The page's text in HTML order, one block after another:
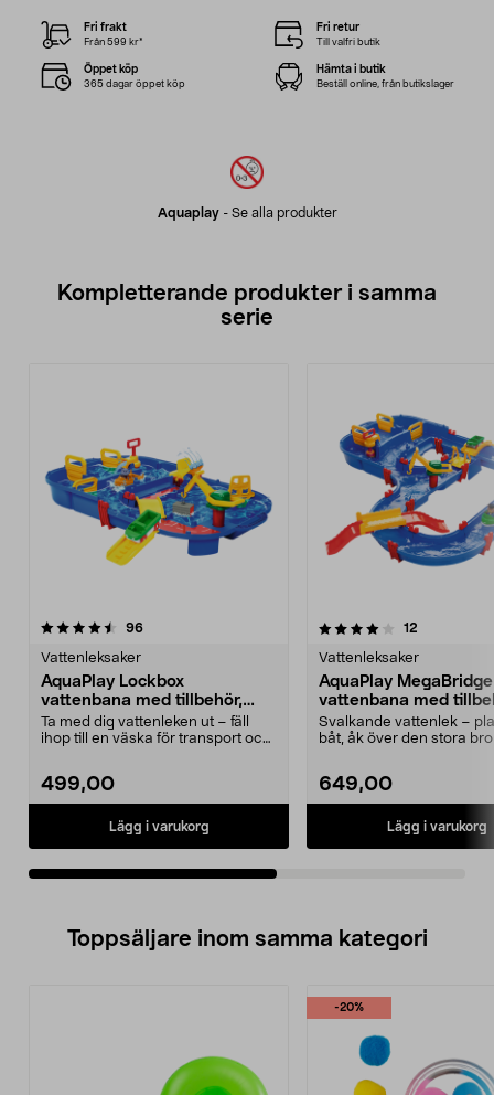
Aquaplay- Se alla produkter
Fri frakt
Från 599 kr*
Fri retur
Till valfri butik
Öppet köp
365 dagar öppet köp
Hämta i butik
Beställ online, från butikslager
Kompletterande produkter i samma
serie
96recensioner
Vattenleksaker
AquaPlay Lockbox
vattenbana med tillbehör,
från 3 år
Ta med dig vattenleken ut – fäll
ihop till en väska för transport och
499,00
Lägg i varukorg
4.0av 5 stjärnor 12
Vattenleksaker
AquaPlay MegaBridge
vattenbana med
från 3 år
Svalkande vattenlek –
båt, åk över den stora
649,00
Lägg i varukorg
4.5av 5 stjärnor
Toppsäljare inom samma kategori
-20%